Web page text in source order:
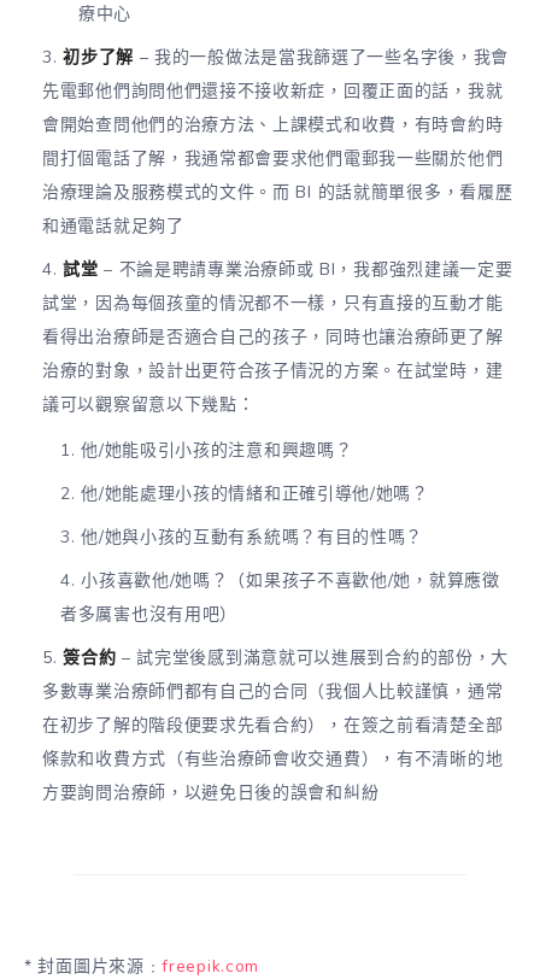
療中心
初步了解 – 我的一般做法是當我篩選了一些名字後，我會
先電郵他們詢問他們還接不接收新症，回覆正面的話，我就
會開始查問他們的治療方法、上課模式和收費，有時會約時
間打個電話了解，我通常都會要求他們電郵我一些關於他們
治療理論及服務模式的文件。而 BI 的話就簡單很多，看履歷
和通電話就足夠了
試堂 – 不論是聘請專業治療師或 BI，我都強烈建議一定要
試堂，因為每個孩童的情況都不一樣，只有直接的互動才能
看得出治療師是否適合自己的孩子，同時也讓治療師更了解
治療的對象，設計出更符合孩子情況的方案。在試堂時，建
議可以觀察留意以下幾點：
他/她能吸引小孩的注意和興趣嗎？
他/她能處理小孩的情緒和正確引導他/她嗎？
他/她與小孩的互動有系統嗎？有目的性嗎？
小孩喜歡他/她嗎？（如果孩子不喜歡他/她，就算應徵
者多厲害也沒有用吧）
簽合約 – 試完堂後感到滿意就可以進展到合約的部份，大
多數專業治療師們都有自己的合同（我個人比較謹慎，通常
在初步了解的階段便要求先看合約），在簽之前看清楚全部
條款和收費方式（有些治療師會收交通費），有不清晰的地
方要詢問治療師，以避免日後的誤會和糾紛
* 封面圖片來源﹕freepik.com